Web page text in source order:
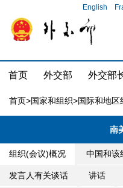
English
首页 外交部 外交部
首页>国家和组织>国际和地区
南
组织(会议)概况 中国和该
发言人有关谈话 讲话